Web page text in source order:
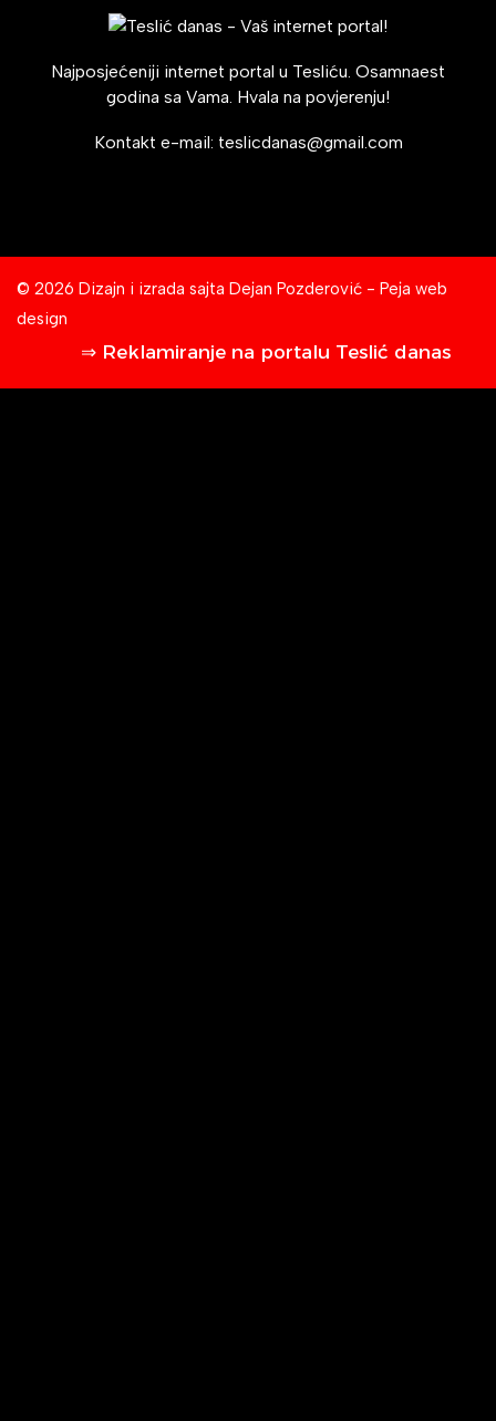
Najposjećeniji internet portal u Tesliću. Osamnaest
godina sa Vama. Hvala na povjerenju!
Kontakt e-mail: teslicdanas@gmail.com
© 2026 Dizajn i izrada sajta Dejan Pozderović - Peja web
design
⇒ Reklamiranje na portalu Teslić danas